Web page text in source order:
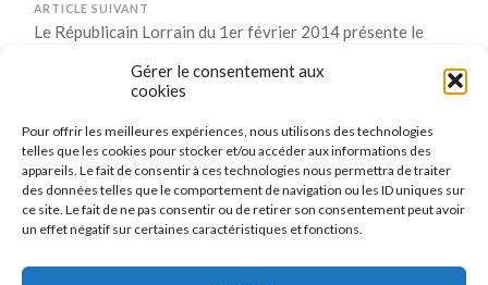
Gérer le consentement aux
cookies
Pour offrir les meilleures expériences, nous utilisons des technologies
telles que les cookies pour stocker et/ou accéder aux informations des
appareils. Le fait de consentir à ces technologies nous permettra de traiter
des données telles que le comportement de navigation ou les ID uniques sur
ce site. Le fait de ne pas consentir ou de retirer son consentement peut avoir
un effet négatif sur certaines caractéristiques et fonctions.
ARTICLE SUIVANT
Le Républicain Lorrain du 1er février 2014 présente le
Comments are closed.
CONNEXION